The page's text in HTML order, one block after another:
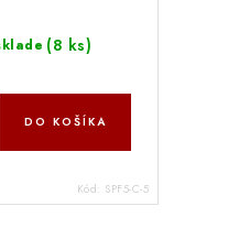
(8 ks)
DO KOŠÍKA
Kód: SPF5-C-5